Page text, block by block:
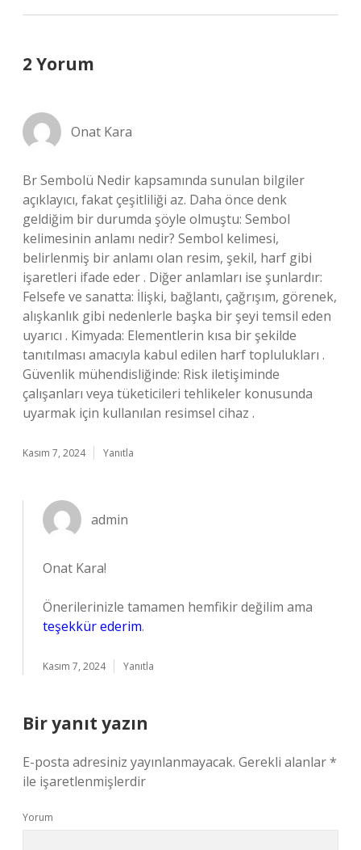
2 Yorum
Onat Kara
Br Sembolü Nedir kapsamında sunulan bilgiler
açıklayıcı, fakat çeşitliliği az. Daha önce denk
geldiğim bir durumda şöyle olmuştu: Sembol
kelimesinin anlamı nedir? Sembol kelimesi,
belirlenmiş bir anlamı olan resim, şekil, harf gibi
işaretleri ifade eder . Diğer anlamları ise şunlardır:
Felsefe ve sanatta: İlişki, bağlantı, çağrışım, görenek,
alışkanlık gibi nedenlerle başka bir şeyi temsil eden
uyarıcı . Kimyada: Elementlerin kısa bir şekilde
tanıtılması amacıyla kabul edilen harf toplulukları .
Güvenlik mühendisliğinde: Risk iletişiminde
çalışanları veya tüketicileri tehlikeler konusunda
uyarmak için kullanılan resimsel cihaz .
Kasım 7, 2024 Yanıtla
admin
Onat Kara!
Önerilerinizle tamamen hemfikir değilim ama
teşekkür ederim.
Kasım 7, 2024 Yanıtla
Bir yanıt yazın
E-posta adresiniz yayınlanmayacak. Gerekli alanlar*
ile işaretlenmişlerdir
Yorum